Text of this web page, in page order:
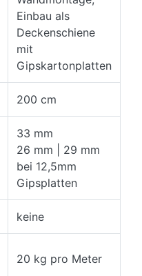
Einbau als
Deckenschiene
mit
Gipskartonplatten
200 cm
33 mm
26 mm | 29 mm
bei 12,5mm
Gipsplatten
keine
20 kg pro Meter